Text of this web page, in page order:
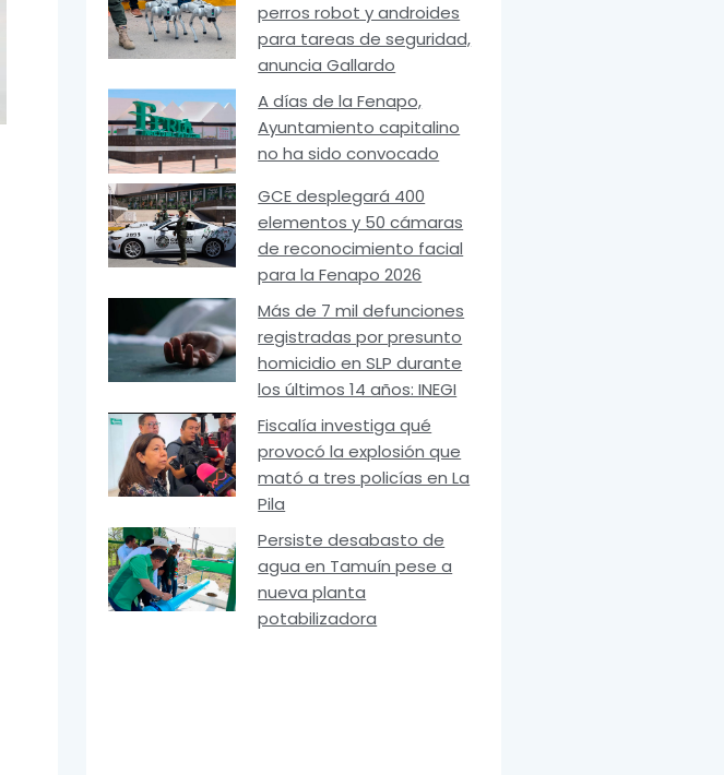
perros robot y androides
para tareas de seguridad,
anuncia Gallardo
A días de la Fenapo,
Ayuntamiento capitalino
no ha sido convocado
GCE desplegará 400
elementos y 50 cámaras
de reconocimiento facial
para la Fenapo 2026
Más de 7 mil defunciones
registradas por presunto
homicidio en SLP durante
los últimos 14 años: INEGI
Fiscalía investiga qué
provocó la explosión que
mató a tres policías en La
Pila
Persiste desabasto de
agua en Tamuín pese a
nueva planta
potabilizadora